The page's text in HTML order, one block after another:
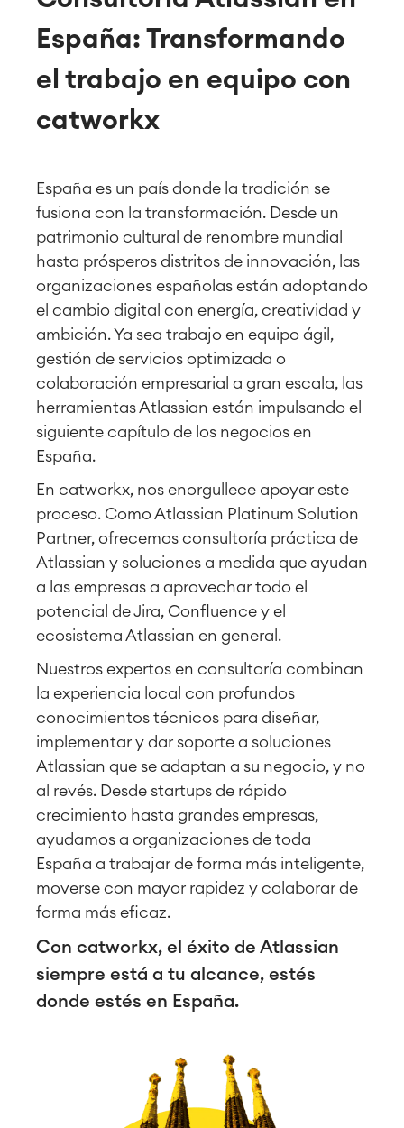
España: Transformando
el trabajo en equipo con
catworkx
España es un país donde la tradición se
fusiona con la transformación. Desde un
patrimonio cultural de renombre mundial
hasta prósperos distritos de innovación, las
organizaciones españolas están adoptando
el cambio digital con energía, creatividad y
ambición. Ya sea trabajo en equipo ágil,
gestión de servicios optimizada o
colaboración empresarial a gran escala, las
herramientas Atlassian están impulsando el
siguiente capítulo de los negocios en
España.
En catworkx, nos enorgullece apoyar este
proceso. Como Atlassian Platinum Solution
Partner, ofrecemos consultoría práctica de
Atlassian y soluciones a medida que ayudan
a las empresas a aprovechar todo el
potencial de Jira, Confluence y el
ecosistema Atlassian en general.
Nuestros expertos en consultoría combinan
la experiencia local con profundos
conocimientos técnicos para diseñar,
implementar y dar soporte a soluciones
Atlassian que se adaptan a su negocio, y no
al revés. Desde startups de rápido
crecimiento hasta grandes empresas,
ayudamos a organizaciones de toda
España a trabajar de forma más inteligente,
moverse con mayor rapidez y colaborar de
forma más eficaz.
Con catworkx, el éxito de Atlassian
siempre está a tu alcance, estés
donde estés en España.